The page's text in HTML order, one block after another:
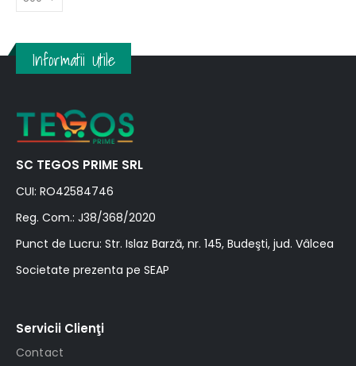
Informatii Utile
SC TEGOS PRIME SRL
CUI: RO42584746
Reg. Com.: J38/368/2020
Punct de Lucru: Str. Islaz Barză, nr. 145, Budeşti, jud. Vâlcea
Societate prezenta pe SEAP
Servicii Clienţi
Contact